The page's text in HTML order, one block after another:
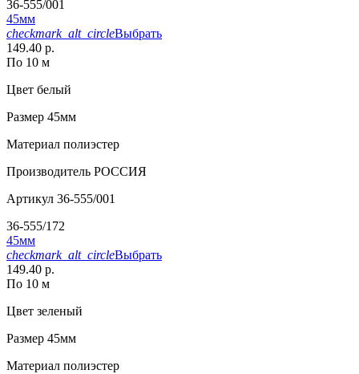
36-555/001
45мм
checkmark_alt_circleВыбрать
149.40 р.
По 10 м
Цвет белый
Размер 45мм
Материал полиэстер
Производитель РОССИЯ
Артикул 36-555/001
36-555/172
45мм
checkmark_alt_circleВыбрать
149.40 р.
По 10 м
Цвет зеленый
Размер 45мм
Материал полиэстер